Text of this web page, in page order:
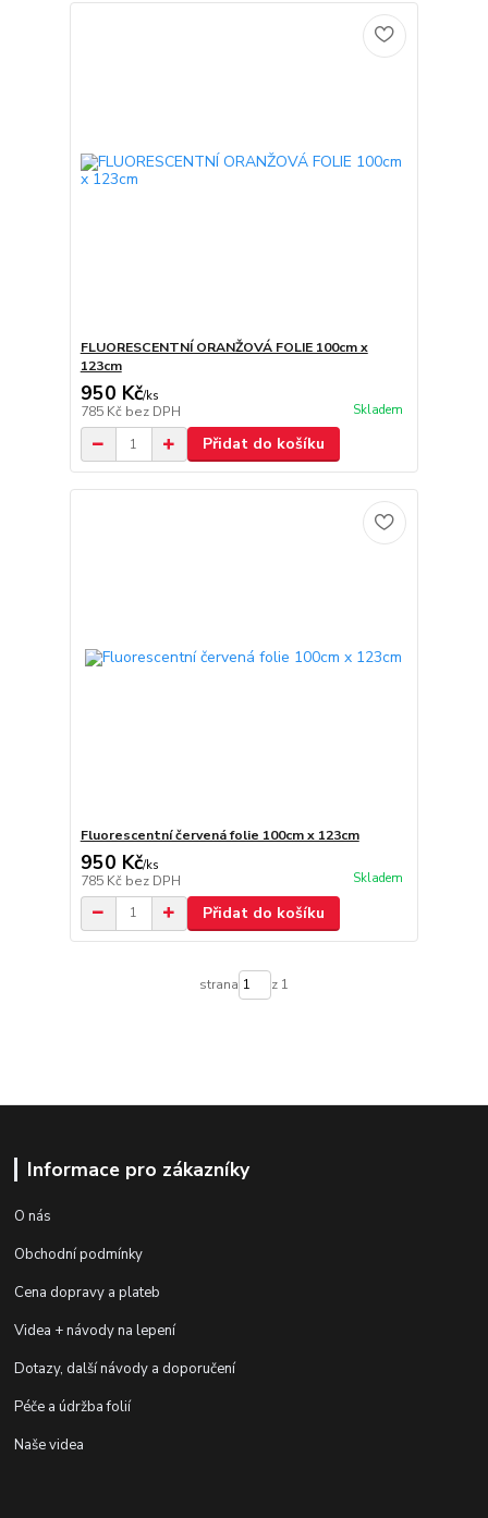
FLUORESCENTNÍ ORANŽOVÁ FOLIE 100cm x
123cm
950 Kč/ks
785 Kč bez DPH Skladem
Přidat do košíku
Fluorescentní červená folie 100cm x 123cm
950 Kč/ks
785 Kč bez DPH Skladem
Přidat do košíku
strana z 1
Informace pro zákazníky
O nás
Obchodní podmínky
Cena dopravy a plateb
Videa + návody na lepení
Dotazy, další návody a doporučení
Péče a údržba folií
Naše videa